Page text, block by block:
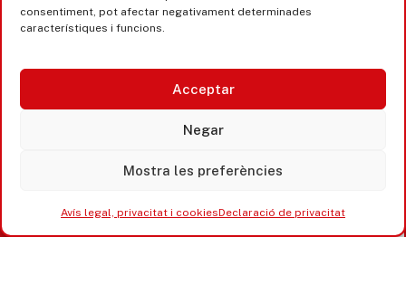
consentiment, pot afectar negativament determinades
característiques i funcions.
Acceptar
Negar
Mostra les preferències
Avís legal, privacitat i cookiesDeclaració de privacitat
Avís legal, privacitat i cookies
Equipaments municipals